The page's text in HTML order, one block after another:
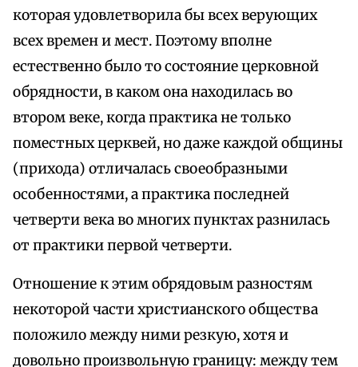
которая удовлетворила бы всех верующих
всех времен и мест. Поэтому вполне
естественно было то состояние церковной
обрядности, в каком она находилась во
втором веке, когда практика не только
поместных церквей, но даже каждой общины
(прихода) отличалась своеобразными
особенностями, а практика последней
четверти века во многих пунктах разнилась
от практики первой четверти.
Отношение к этим обрядовым разностям
некоторой части христианского общества
положило между ними резкую, хотя и
довольно произвольную границу: между тем